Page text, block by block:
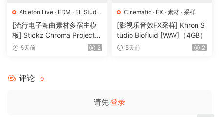
Ableton Live · EDM · FL Studio
· Logic Pro ·Pop · 工程· 素材
采样
[流行电子舞曲素材多宿主模
板] Stickz Chroma Project Fi
le Expansion（2.53GB）
5天前 2
Cinematic · FX · 素材 · 采样
[影视乐音效FX采样] Khron S
tudio Biofluid [WAV]（4GB）
5天前 2
评论 0
请先 登录